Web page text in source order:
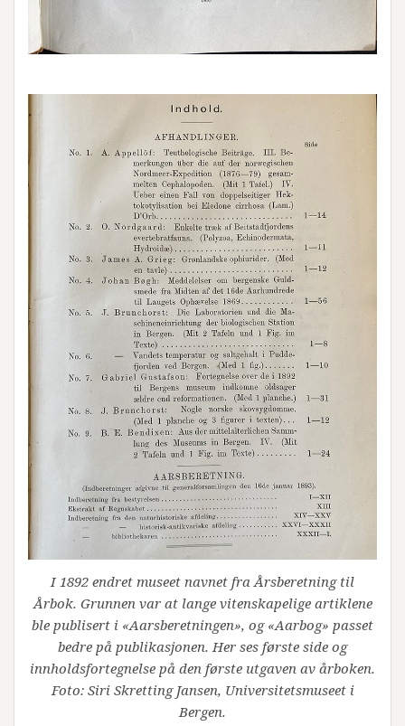
I 1892 endret museet navnet fra Årsberetning til
Årbok. Grunnen var at lange vitenskapelige artiklene
ble publisert i «Aarsberetningen», og «Aarbog» passet
bedre på publikasjonen. Her ses første side og
innholdsfortegnelse på den første utgaven av årboken.
Foto: Siri Skretting Jansen, Universitetsmuseet i
Bergen.